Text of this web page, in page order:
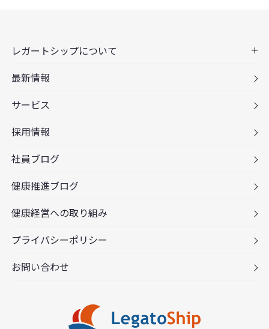
レガートシップについて
最新情報
サービス
採用情報
社員ブログ
健康推進ブログ
健康経営への取り組み
プライバシーポリシー
お問い合わせ